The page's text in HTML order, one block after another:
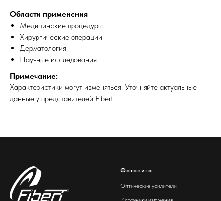
Области применения
Медицинские процедуры
Хирургические операции
Дерматология
Научные исследования
Примечание:
Характеристики могут изменяться. Уточняйте актуальные
данные у представителей Fibert.
Фотоника
Оптические усилители
Источники излучения